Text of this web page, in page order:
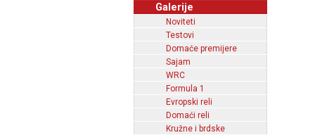
Galerije
Noviteti
Testovi
Domaće premijere
Sajam
WRC
Formula 1
Evropski reli
Domaći reli
Kružne i brdske